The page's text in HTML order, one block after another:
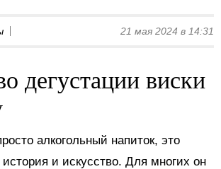
21 мая 2024 в 14:31
дегустации виски
алкогольный напиток, это
история и искусство. Для многих он